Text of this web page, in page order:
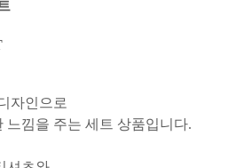
자인으로
느낌을 주는 세트 상품입니다.